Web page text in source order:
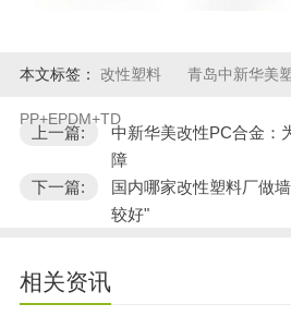
本文标签： 改性塑料 青岛中新华美
PP+EPDM+TD
上一篇:
中新华美改性PC合金：
障
下一篇:
国内哪家改性塑料厂做
较好"
相关资讯